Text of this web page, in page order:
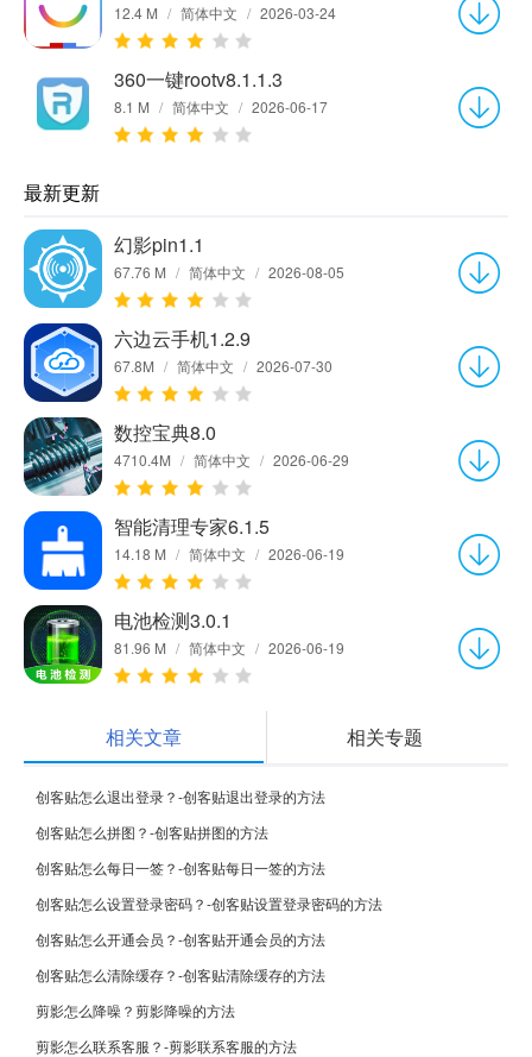
12.4 M / 简体中文 / 2026-03-24
360一键rootv8.1.1.3
8.1 M / 简体中文 / 2026-06-17
最新更新
幻影pin1.1
67.76 M / 简体中文 / 2026-08-05
六边云手机1.2.9
67.8M / 简体中文 / 2026-07-30
数控宝典8.0
4710.4M / 简体中文 / 2026-06-29
智能清理专家6.1.5
14.18 M / 简体中文 / 2026-06-19
电池检测3.0.1
81.96 M / 简体中文 / 2026-06-19
相关文章 相关专题
创客贴怎么退出登录？-创客贴退出登录的方法
创客贴怎么拼图？-创客贴拼图的方法
创客贴怎么每日一签？-创客贴每日一签的方法
创客贴怎么设置登录密码？-创客贴设置登录密码的方法
创客贴怎么开通会员？-创客贴开通会员的方法
创客贴怎么清除缓存？-创客贴清除缓存的方法
剪影怎么降噪？剪影降噪的方法
剪影怎么联系客服？-剪影联系客服的方法